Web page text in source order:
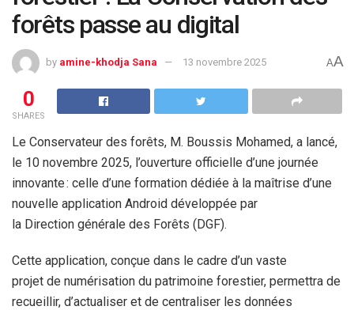
forêts passe au digital
by amine-khodja Sana 13 novembre 2025 AA
0
SHARES
Le Conservateur des forêts, M. Boussis Mohamed, a lancé,
le 10 novembre 2025, l’ouverture officielle d’une journée
innovante : celle d’une formation dédiée à la maîtrise d’une
nouvelle application Android développée par
la Direction générale des Forêts (DGF).
Cette application, conçue dans le cadre d’un vaste
projet de numérisation du patrimoine forestier, permettra de
recueillir, d’actualiser et de centraliser les données